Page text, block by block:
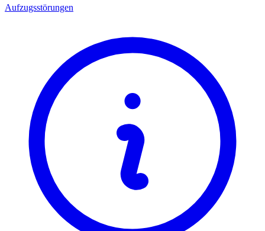
Aufzugsstörungen